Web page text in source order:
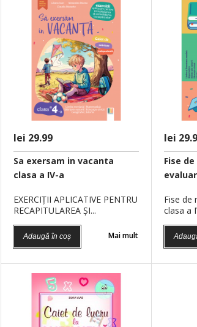
lei 29.99
Sa exersam in vacanta
clasa a IV-a
EXERCIŢII APLICATIVE PENTRU
RECAPITULAREA ŞI...
Adaugă în coș Mai mult
lei
Fise
Fise de
clasa a
CAIET DE LUCRU LA
MATEMATICA
CLASA A IV-A